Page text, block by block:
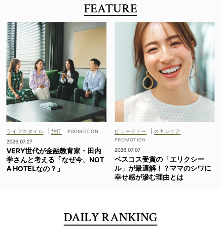
FEATURE
ライフスタイル
旅行
2026.07.27
VERY世代が金融教育家・田内
学さんと考える「なぜ今、NOT
A HOTELなの？」
ビューティー スキンケア
2026.07.07
ベスコス受賞の「エリクシー
ル」が最適解！？ママのシワに
幸せ感が滲む理由とは
DAILY RANKING